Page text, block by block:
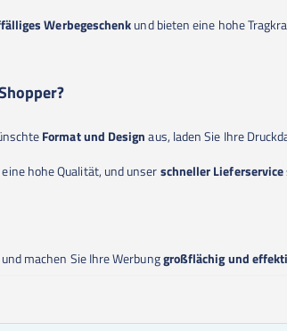
Werbegeschenkund bieten eine hohe
Format und Designaus, laden Sie Ihre
hohe Qualität, und unserschneller Lieferservice
machen Sie Ihre Werbunggroßflächig und